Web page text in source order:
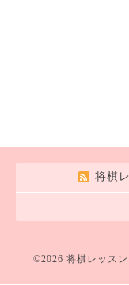
将棋
©2026 将棋レッス